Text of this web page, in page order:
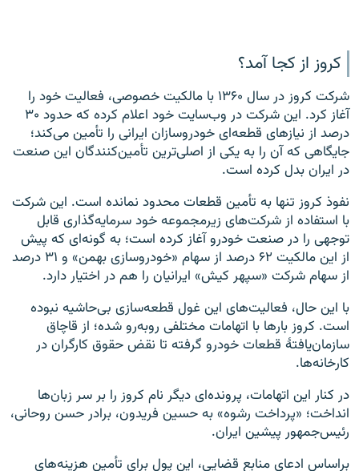
کروز از کجا آمد؟
شرکت کروز در سال ۱۳۶۰ با مالکیت خصوصی، فعالیت خود را
آغاز کرد. این شرکت در وب‌سایت خود اعلام کرده که حدود ۳۰
درصد از نیازهای قطعه‌ای خودروسازان ایرانی را تأمین می‌کند؛
جایگاهی که آن را به یکی از اصلی‌ترین تأمین‌کنندگان این صنعت
در ایران بدل کرده است.
نفوذ کروز تنها به تأمین قطعات محدود نمانده است. این شرکت
با استفاده از شرکت‌های زیرمجموعه خود سرمایه‌گذاری قابل
توجهی را در صنعت خودرو آغاز کرده است؛ به گونه‌ای که پیش
از این مالکیت ۶۲ درصد از سهام «خودروسازی بهمن» و ۳۱ درصد
از سهام شرکت «سپهر کیش» ایرانیان را هم در اختیار دارد.
با این حال، فعالیت‌های این غول قطعه‌سازی بی‌حاشیه نبوده
است. کروز بارها با اتهامات مختلفی روبه‌رو شده؛ از قاچاق
سازمان‌یافتهٔ قطعات خودرو گرفته تا نقض حقوق کارگران در
کارخانه‌ها.
در کنار این اتهامات، پرونده‌ای دیگر نام کروز را بر سر زبان‌ها
انداخت؛ «پرداخت رشوه» به حسین فریدون، برادر حسن روحانی،
رئیس‌جمهور پیشین ایران.
براساس ادعای منابع قضایی، این پول برای تأمین هزینه‌های